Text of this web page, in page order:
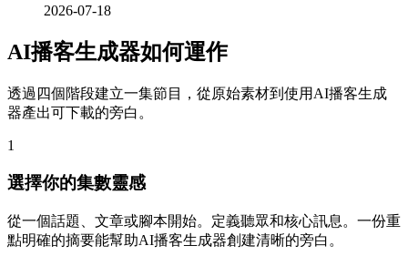
2026-07-18
AI播客生成器如何運作
透過四個階段建立一集節目，從原始素材到使用AI播客生成
器產出可下載的旁白。
1
選擇你的集數靈感
從一個話題、文章或腳本開始。定義聽眾和核心訊息。一份重
點明確的摘要能幫助AI播客生成器創建清晰的旁白。